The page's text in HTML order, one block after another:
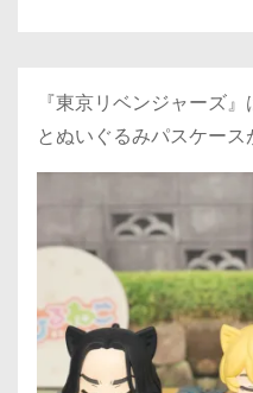
『東京リベンジャーズ
とぬいぐるみパスケース